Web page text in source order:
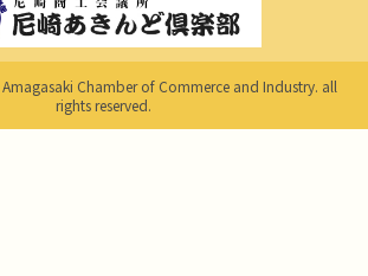
Chamber of Commerce and Industry. all
rights reserved.